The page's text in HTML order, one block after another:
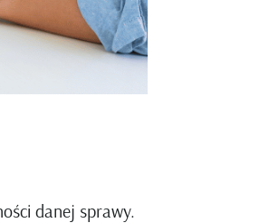
danej sprawy.